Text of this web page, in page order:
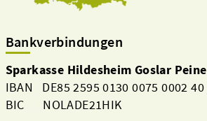
Bankverbindungen
Sparkasse Hildesheim Goslar Peine
IBAN DE85 2595 0130 0075 0002 40
BIC NOLADE21HIK